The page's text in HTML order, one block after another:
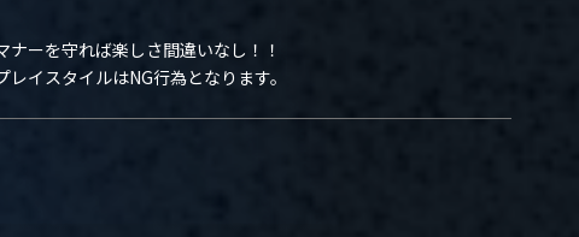
ーを守れば楽しさ間違いなし！！
イスタイルはNG行為となります。